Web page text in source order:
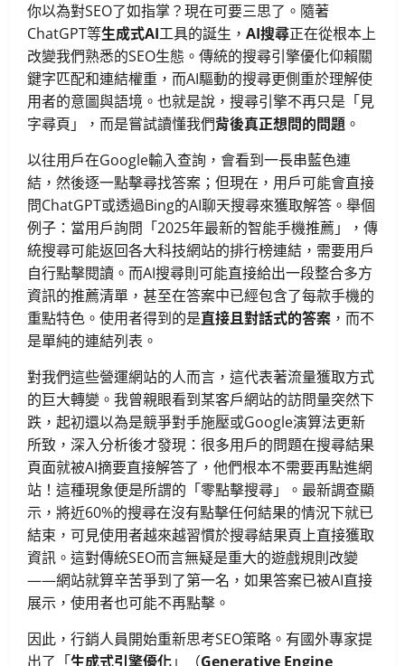
你以為對SEO了如指掌？現在可要三思了。隨著
ChatGPT等生成式AI工具的誕生， AI搜尋正在從根本上
改變我們熟悉的SEO生態。傳統的搜尋引擎優化仰賴關
鍵字匹配和連結權重，而AI驅動的搜尋更側重於理解使
用者的意圖與語境。也就是說，搜尋引擎不再只是「見
字尋頁」，而是嘗試讀懂我們背後真正想問的問題 。
以往用戶在Google輸入查詢，會看到一長串藍色連
結，然後逐一點擊尋找答案；但現在，用戶可能會直接
問ChatGPT或透過Bing的AI聊天搜尋來獲取解答。舉個
例子：當用戶詢問「2025年最新的智能手機推薦」，傳
統搜尋可能返回各大科技網站的排行榜連結，需要用戶
自行點擊閱讀。而AI搜尋則可能直接給出一段整合多方
資訊的推薦清單，甚至在答案中已經包含了每款手機的
重點特色。使用者得到的是直接且對話式的答案 ，而不
是單純的連結列表。
對我們這些營運網站的人而言，這代表著流量獲取方式
的巨大轉變。我曾親眼看到某客戶網站的訪問量突然下
跌，起初還以為是競爭對手施壓或Google演算法更新
所致，深入分析後才發現：很多用戶的問題在搜尋結果
頁面就被AI摘要直接解答了，他們根本不需要再點進網
站！這種現象便是所謂的「零點擊搜尋」。最新調查顯
示，將近60%的搜尋在沒有點擊任何結果的情況下就已
結束，可見使用者越來越習慣於搜尋結果頁上直接獲取
資訊。這對傳統SEO而言無疑是重大的遊戲規則改變
——網站就算辛苦爭到了第一名，如果答案已被AI直接
展示，使用者也可能不再點擊。
因此，行銷人員開始重新思考SEO策略。有國外專家提
出了「生成式引擎優化」（Generative Engine